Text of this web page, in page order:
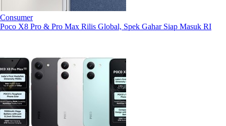
Consumer
Poco X8 Pro & Pro Max Rilis Global, Spek Gahar Siap Masuk RI